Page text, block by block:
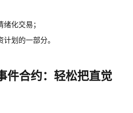
化交易；
划的一部分。
件合约：轻松把直觉